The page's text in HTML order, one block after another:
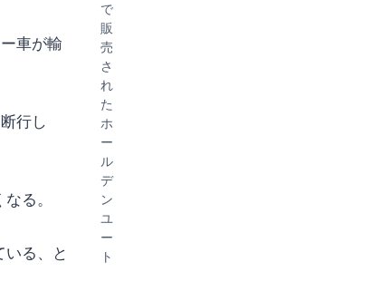
で
販
売
さ
れ
た
ホ
ー
ル
デ
ン
ユ
ー
ト
車が輸
行し
る。
る、と